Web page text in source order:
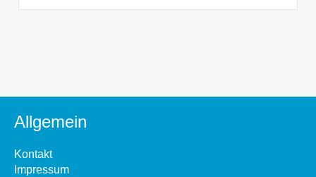
Allgemein
Kontakt
Impressum